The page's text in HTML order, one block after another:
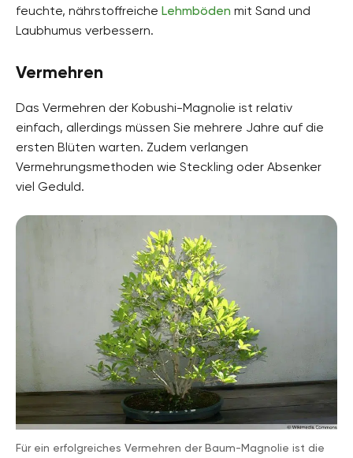
feuchte, nährstoffreiche Lehmböden mit Sand und
Laubhumus verbessern.
Vermehren
Das Vermehren der Kobushi-Magnolie ist relativ
einfach, allerdings müssen Sie mehrere Jahre auf die
ersten Blüten warten. Zudem verlangen
Vermehrungsmethoden wie Steckling oder Absenker
viel Geduld.
Für ein erfolgreiches Vermehren der Baum-Magnolie ist die